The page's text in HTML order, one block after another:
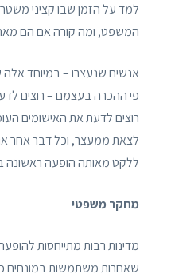
למד על הזמן שבו קציני
המשפט, ומה קורה אם הם
אנשים שנעצרו – במיוחד
פי ההכרה בעצמם – רוצים
רוצים לדעת את האישומים
לצאת ממעצר, וכל דבר אחר
ללקט מאותה הופעה
מחקר משפטי
מדינות רבות מתייחסות
שאחרות משתמשות במונחים